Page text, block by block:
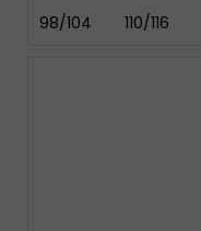
98/104 110/116